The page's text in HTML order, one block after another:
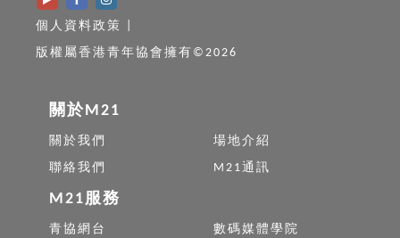
個人資料政策
版權屬香港青年協會擁有©2026
關於M21
關於我們
場地介紹
聯絡我們
M21通訊
M21服務
青協網台
數碼媒體學院